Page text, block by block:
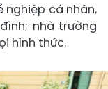
nghiệp cá nhân,
nhà trường
hình thức.